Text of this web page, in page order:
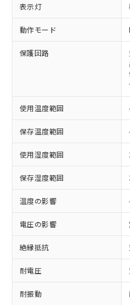
表示灯
動作モード
保護回路
使用温度範囲
保存温度範囲
使用湿度範囲
保存湿度範囲
温度の影響
電圧の影響
絶縁抵抗
耐電圧
耐振動
ご利用条件
以下の条件をお読み
ご利用ください。
本サービスは
商品の当社在
(税抜)を提供
当社制御機器
本サービスの
ことをご了承
在庫状況およ
記載している
※1 対応状況
対応済み：EU
非含有に対応した製
対応予定：EU
有に対応した製品に
商品です。
対応予定なし：EU
非含有に非対応の
定はありません。
調査・確認中：EU
非含有の対応状況を
非該当品：ライセン
害物質有無と関係
仕入先様の事情によ
むを得ず変更するこ
※1 中国
「○」：最大均質材
基準値以下である
「×」：最大均質材
基準値を超えてい
「－」：未確認で
当社は、これ
（以下｢規制